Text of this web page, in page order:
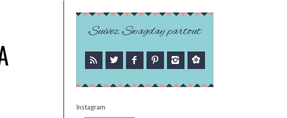
Suivez Swagday partout
Instagram